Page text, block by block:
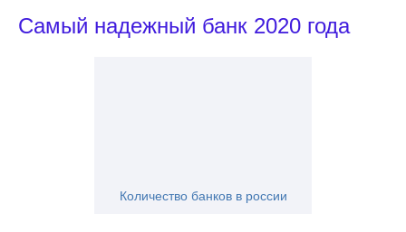
Самый надежный банк 2020 года
Количество банков в россии